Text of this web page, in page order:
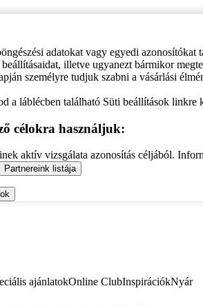
adatokat vagy egyedi
illetve ugyanezt bármikor
személyre tudjuk szabni a vásárlási
a láblécben található Süti beállítások linkre
célokra használjuk:
aktív vizsgálata azonosítás céljából.
Partnereink listája
ajánlatokOnline ClubInspirációkNyár